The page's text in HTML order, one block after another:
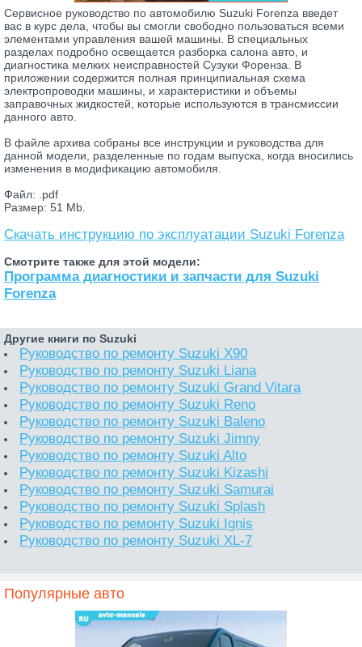
Сервисное руководство по автомобилю Suzuki Forenza введет
вас в курс дела, чтобы вы смогли свободно пользоваться всеми
элементами управления вашей машины. В специальных
разделах подробно освещается разборка салона авто, и
диагностика мелких неисправностей Сузуки Форенза. В
приложении содержится полная принципиальная схема
электропроводки машины, и характеристики и объемы
заправочных жидкостей, которые используются в трансмиссии
данного авто.
В файле архива собраны все инструкции и руководства для
данной модели, разделенные по годам выпуска, когда вносились
изменения в модификацию автомобиля.
Файл: .pdf
Размер: 51 Mb.
Скачать инструкцию по эксплуатации Suzuki Forenza
Смотрите также для этой модели:
Программа диагностики и запчасти для Suzuki
Forenza
Другие книги по Suzuki
Руководство по ремонту Suzuki X90
Руководство по ремонту Suzuki Liana
Руководство по ремонту Suzuki Grand Vitara
Руководство по ремонту Suzuki Reno
Руководство по ремонту Suzuki Baleno
Руководство по ремонту Suzuki Jimny
Руководство по ремонту Suzuki Alto
Руководство по ремонту Suzuki Kizashi
Руководство по ремонту Suzuki Samurai
Руководство по ремонту Suzuki Splash
Руководство по ремонту Suzuki Ignis
Руководство по ремонту Suzuki XL-7
Популярные авто